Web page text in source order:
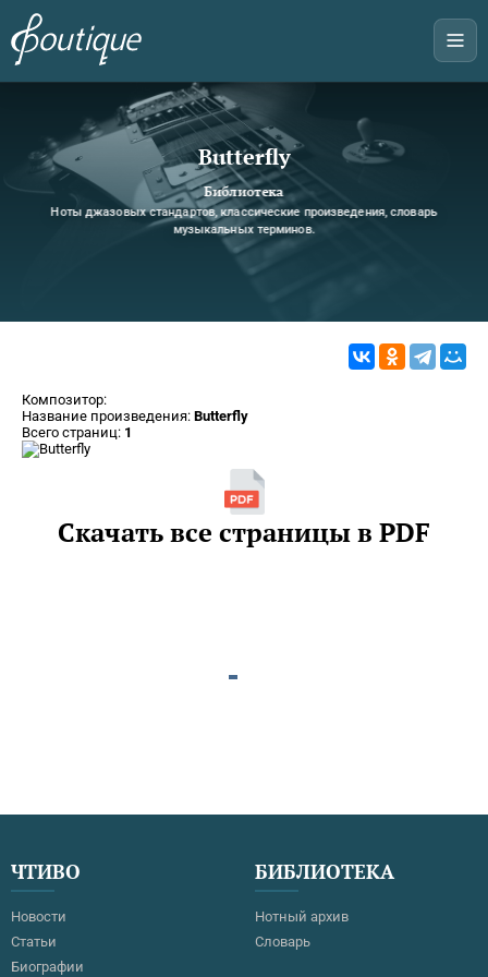
Butterfly
Библиотека
Ноты джазовых стандартов, классические произведения, словарь
музыкальных терминов.
Композитор:
Название произведения: Butterfly
Всего страниц: 1
Скачать все страницы в PDF
ЧТИВО
Новости
Статьи
Биографии
БИБЛИОТЕКА
Нотный архив
Словарь